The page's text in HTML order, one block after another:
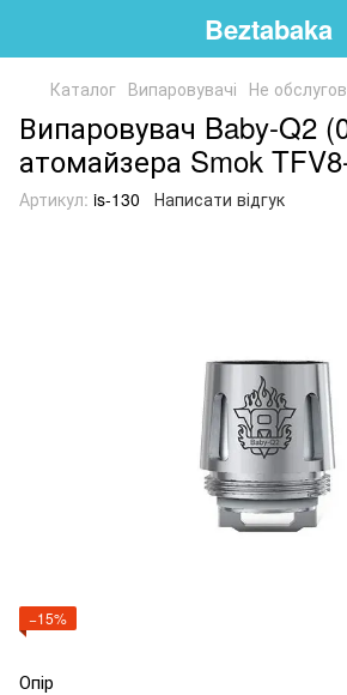
Beztabaka
Каталог Випаровувачі Не
Випаровувач Baby-Q2
атомайзера Smok
Артикул: is-130 Написати відгук
−15%
Опір